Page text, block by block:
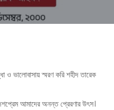
ভালোবাসায় স্মরণ করি শহীদ তারেক
আমাদের অনন্ত প্রেরণার উৎস।